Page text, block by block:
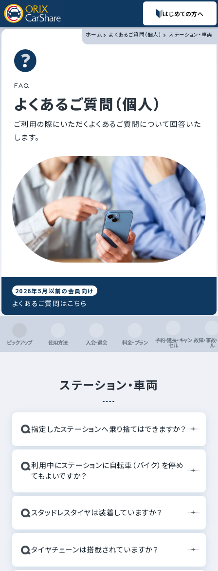
はじめての方へ
ホーム よくあるご質問（個人） ステーション・車両
FAQ
よくあるご質問（個人）
ご利用の際にいただくよくあるご質問について回答いた
します。
2026年5月以前の会員向け
よくあるご質問はこちら
ピックアップ 使用方法 入会・退会 料金・プラン 予約・延長・キャン
セル
故障・事故
ル
ステーション・車両
Q指定したステーションへ乗り捨てはできますか？
Q利用中にステーションに自転車（バイク）を停め
てもよいですか？
Qスタッドレスタイヤは装着していますか？
Qタイヤチェーンは搭載されていますか？